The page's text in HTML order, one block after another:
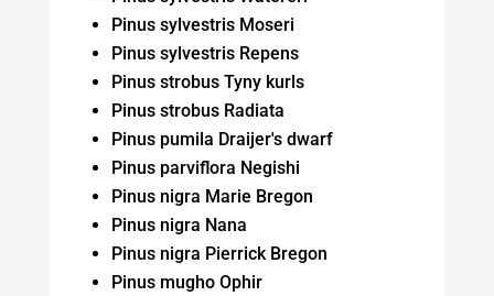
Pinus sylvestris Moseri
Pinus sylvestris Repens
Pinus strobus Tyny kurls
Pinus strobus Radiata
Pinus pumila Draijer's dwarf
Pinus parviflora Negishi
Pinus nigra Marie Bregon
Pinus nigra Nana
Pinus nigra Pierrick Bregon
Pinus mugho Ophir